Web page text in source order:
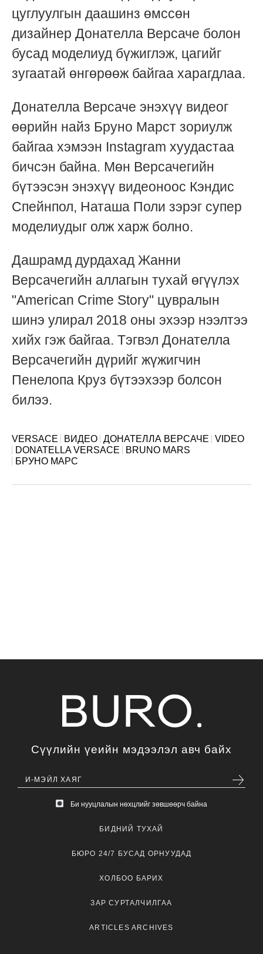
цуглуулгын даашинз өмссөн
дизайнер Донателла Версаче болон
бусад моделиуд бүжиглэж, цагийг
зугаатай өнгөрөөж байгаа харагдлаа.
Донателла Версаче энэхүү видеог
өөрийн найз Бруно Марст зориулж
байгаа хэмээн Instagram хуудастаа
бичсэн байна. Мөн Версачегийн
бүтээсэн энэхүү видеоноос Кэндис
Спейнпол, Наташа Поли зэрэг супер
моделиудыг олж харж болно.
Дашрамд дурдахад Жанни
Версачегийн аллагын тухай өгүүлэх
"American Crime Story" цувралын
шинэ улирал 2018 оны эхээр нээлтээ
хийх гэж байгаа. Тэгвэл Донателла
Версачегийн дүрийг жүжигчин
Пенелопа Круз бүтээхээр болсон
билээ.
VERSACE ВИДЕО ДОНАТЕЛЛА ВЕРСАЧЕ
VIDEO
DONATELLA VERSACE
BRUNO MARS
БРУНО МАРС
Сүүлийн үеийн мэдээлэл авч байх
Би нууцлалын нөхцлийг зөвшөөрч байна
БИДНИЙ ТУХАЙ
БЮРО 24/7 БУСАД ОРНУУДАД
ХОЛБОО БАРИХ
ЗАР СУРТАЛЧИЛГАА
ARTICLES ARCHIVES